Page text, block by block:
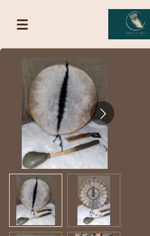
direct
hoofdinhoud